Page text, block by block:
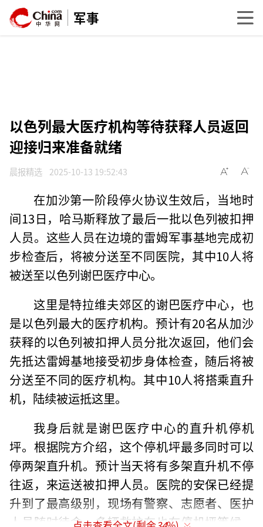
军事
以色列最大医疗机构等待获释人员返回
迎接归来准备就绪
晨报精选 2025-10-13 19:52:43
在加沙第一阶段停火协议生效后，当地时
间13日，哈马斯释放了最后一批以色列被扣押
人员。这些人员在边境的雷姆军事基地完成初
步检查后，将被分送至不同医院，其中10人将
被送至以色列谢巴医疗中心。
这里是特拉维夫郊区的谢巴医疗中心，也
是以色列最大的医疗机构。预计有20名从加沙
获释的以色列被扣押人员分批次返回，他们会
先抵达雷姆基地接受初步身体检查，随后将被
分送至不同的医疗机构。其中10人将搭乘直升
机，陆续被运抵这里。
我身后就是谢巴医疗中心的直升机停机
坪。根据院方介绍，这个停机坪最多同时可以
停两架直升机。预计当天将有多架直升机不停
往返，来运送被扣押人员。医院的安保已经提
升到了最高级别，现场有警察、志愿者、医护
人员随时待命，多辆救护车也在停机坪等候。